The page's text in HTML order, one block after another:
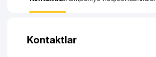
Kontaktlar